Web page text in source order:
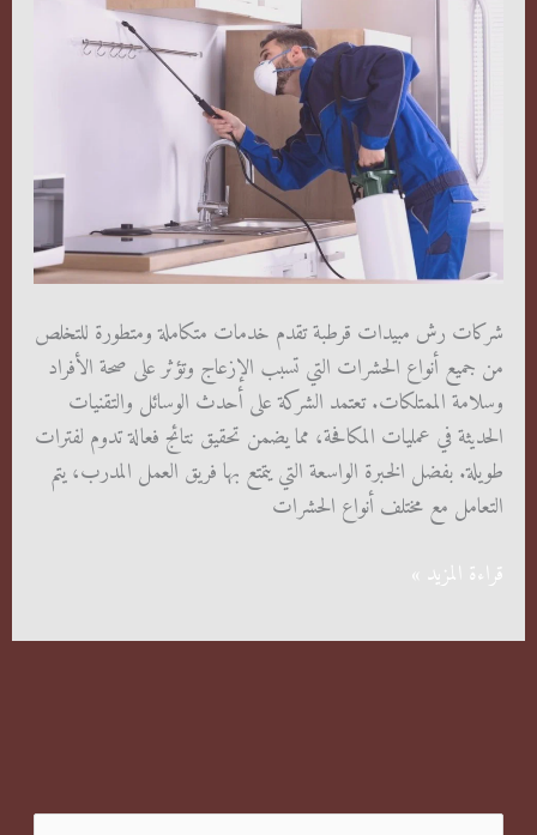
شركات رش مبيدات قرطبة تقدم خدمات متكاملة ومتطورة للتخلص
من جميع أنواع الحشرات التي تسبب الإزعاج وتؤثر على صحة الأفراد
وسلامة الممتلكات. تعتمد الشركة على أحدث الوسائل والتقنيات
الحديثة في عمليات المكافحة، مما يضمن تحقيق نتائج فعالة تدوم لفترات
طويلة. بفضل الخبرة الواسعة التي يتمتع بها فريق العمل المدرب، يتم
التعامل مع مختلف أنواع الحشرات
شركات
مبيدات
قراءة المزيد »